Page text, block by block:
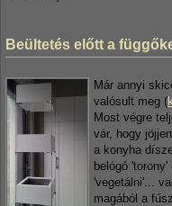
Beültetés előtt a
Már annyi
valósult meg (
Most végre
vár, hogy
a konyha
belógó
'vegetálni'...
magából a